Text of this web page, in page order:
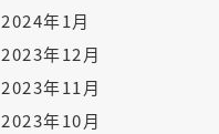
2024年1月
2023年12月
2023年11月
2023年10月